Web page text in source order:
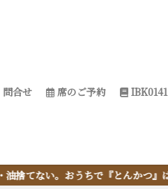
合せ 席のご予約
IBK0141
んかつ』は簡単に出来るんです